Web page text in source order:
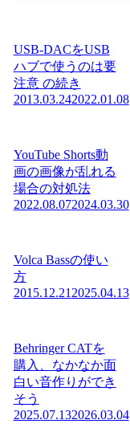
USB-DACをUSB
ハブで使うのは要
注意 の続き
2013.03.242022.01.08
YouTube Shorts動
画の画像が乱れる
場合の対処法
2022.08.072024.03.30
Volca Bassの使い
方
2015.12.21 2025.04.13
Behringer CATを
購入、なかなか面
白い音作りができ
そう
2025.07.132026.03.04